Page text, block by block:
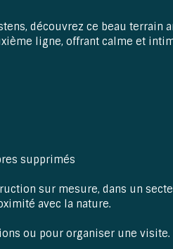
découvrez ce beau terrain
ligne, offrant calme et
supprimés
sur mesure, dans un
avec la nature.
ou pour organiser une visite.